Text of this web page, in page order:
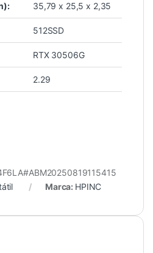
35,79 x 25,5 x 2,35
512SSD
RTX 30506G
2.29
Marca: HPINC